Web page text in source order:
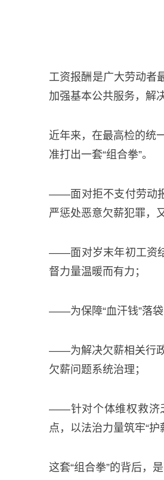
工资报酬是广大劳动者
加强基本公共服务，解
近年来，在最高检的统
准打出一套“组合拳”。
——面对拒不支付劳动
严惩处恶意欠薪犯罪，
——面对岁末年初工资
督力量温暖而有力；
——为保障“血汗钱”落袋
——为解决欠薪相关行政
欠薪问题系统治理；
——针对个体维权救济
点，以法治力量筑牢“护
这套“组合拳”的背后，